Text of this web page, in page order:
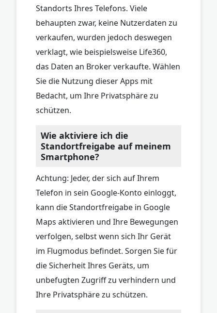
Standorts Ihres Telefons. Viele
behaupten zwar, keine Nutzerdaten zu
verkaufen, wurden jedoch deswegen
verklagt, wie beispielsweise Life360,
das Daten an Broker verkaufte. Wählen
Sie die Nutzung dieser Apps mit
Bedacht, um Ihre Privatsphäre zu
schützen.
Wie aktiviere ich die
Standortfreigabe auf meinem
Smartphone?
Achtung: Jeder, der sich auf Ihrem
Telefon in sein Google-Konto einloggt,
kann die Standortfreigabe in Google
Maps aktivieren und Ihre Bewegungen
verfolgen, selbst wenn sich Ihr Gerät
im Flugmodus befindet. Sorgen Sie für
die Sicherheit Ihres Geräts, um
unbefugten Zugriff zu verhindern und
Ihre Privatsphäre zu schützen.